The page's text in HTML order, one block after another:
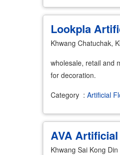
Lookpla
Khwang Chatuchak,
wholesale, retail and
for decoration.
Category : Artificial
AVA
Khwang Sai Kong